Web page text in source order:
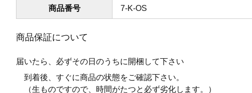
商品番号 7-K-OS
商品保証について
届いたら、必ずその日のうちに開梱して下さい
到着後、すぐに商品の状態をご確認下さい。
（生ものですので、時間がたつと必ず劣化します。）